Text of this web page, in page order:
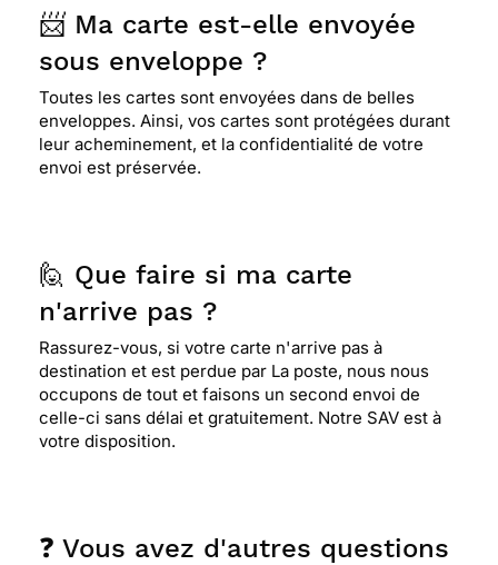
📨 Ma carte est-elle envoyée
sous enveloppe ?
Toutes les cartes sont envoyées dans de belles
enveloppes. Ainsi, vos cartes sont protégées durant
leur acheminement, et la confidentialité de votre
envoi est préservée.
🙋 Que faire si ma carte
n'arrive pas ?
Rassurez-vous, si votre carte n'arrive pas à
destination et est perdue par La poste, nous nous
occupons de tout et faisons un second envoi de
celle-ci sans délai et gratuitement. Notre SAV est à
votre disposition.
❓ Vous avez d'autres questions